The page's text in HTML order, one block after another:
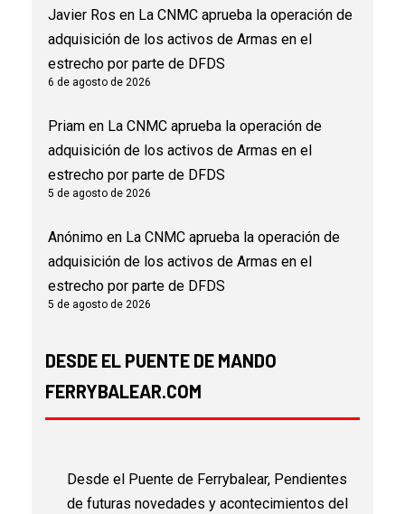
Javier Ros en La CNMC aprueba la operación de
adquisición de los activos de Armas en el
estrecho por parte de DFDS
6 de agosto de 2026
Priam en La CNMC aprueba la operación de
adquisición de los activos de Armas en el
estrecho por parte de DFDS
5 de agosto de 2026
Anónimo en La CNMC aprueba la operación de
adquisición de los activos de Armas en el
estrecho por parte de DFDS
5 de agosto de 2026
DESDE EL PUENTE DE MANDO
FERRYBALEAR.COM
Desde el Puente de Ferrybalear, Pendientes
de futuras novedades y acontecimientos del